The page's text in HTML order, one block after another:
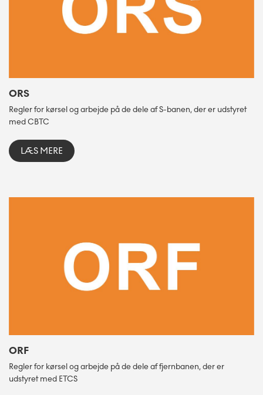
ORS
Regler for kørsel og arbejde på de dele af S-banen, der er udstyret
med CBTC
LÆS MERE
ORF
Regler for kørsel og arbejde på de dele af fjernbanen, der er
udstyret med ETCS